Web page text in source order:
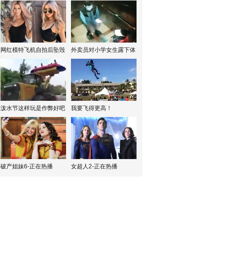
网红模特飞机自拍后坠毁 外卖员对小学女生露下体
泼水节这样玩是作弊好吧 我要飞得更高！
破产姐妹6-正在热播 女超人2-正在热播